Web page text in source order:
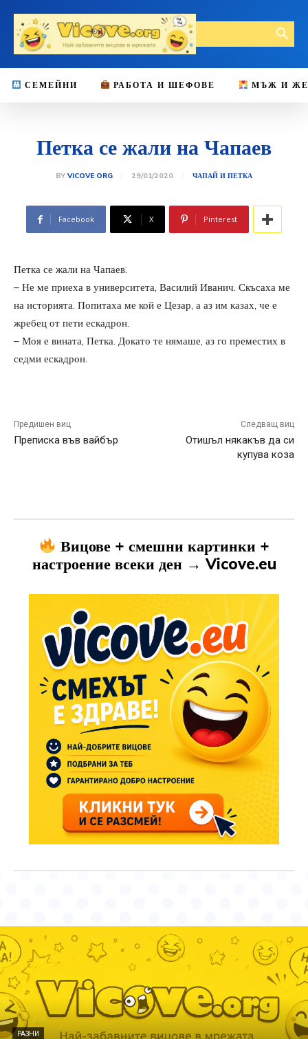
СЕМЕЙНИ РАБОТА И ШЕФОВЕ МЪЖ И
Петка се жали на Чапаев
BY VICOVE ORG 29/01/2020 ЧАПАЙ И ПЕТКА
Facebook X Pinterest
Петка се жали на Чапаев:
– Не ме приеха в университета, Василий Иванич. Скъсаха ме
на историята. Попитаха ме кой е Цезар, а аз им казах, че е
жребец от пети ескадрон.
– Моя е вината, Петка. Докато те нямаше, аз го преместих в
седми ескадрон.
Предишен виц
Преписка във вайбър
Следващ виц
Отишъл някакъв да си
купува коза
Вицове + смешни картинки +
настроение всеки ден → Vicove.eu
РАЗНИ